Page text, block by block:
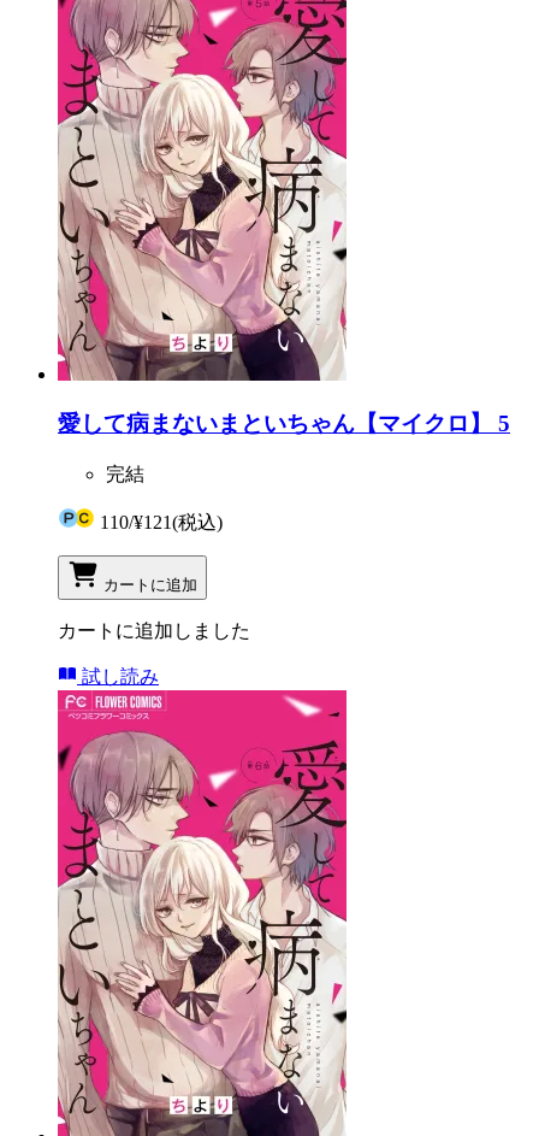
愛して病まないまといちゃん【マイクロ】 5
完結
110/¥121(税込)
カートに追加
カートに追加しました
試し読み